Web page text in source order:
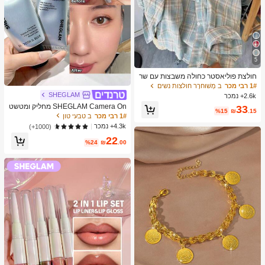
5
חולצת פוליאסטר כחולה משבצות עם שר
וול ארוך וכפתורים מקדימה לנשים, גזרה
רגילה, בגדי אביב, סגנון קליל
1# רבי מכר
ב מְשׁוּחרָר חולצות נשים
2.6k+ נמכר
₪33.15
%15
SHEGLAM
SHEGLAM Camera On מחליק ומטשט
ש פריימר מותג יופי קוסמטיקה איפור לנש
ים ולנערות
1# רבי מכר
ב טבעי טון
4.3k+ נמכר
(1000+)
₪22.00
%24